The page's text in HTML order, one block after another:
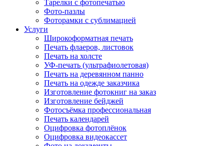
Тарелки с фотопечатью
Фото-пазлы
Фоторамки с сублимацией
Услуги
Широкоформатная печать
Печать флаеров, листовок
Печать на холсте
УФ-печать (ультрафиолетовая)
Печать на деревянном панно
Печать на одежде заказчика
Изготовление фотокниг на заказ
Изготовление бейджей
Фотосъёмка профессиональная
Печать календарей
Оцифровка фотоплёнок
Оцифровка видеокассет